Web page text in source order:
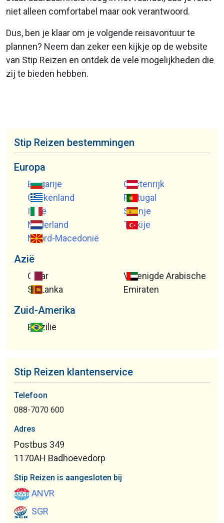
niet alleen comfortabel maar ook verantwoord.
Dus, ben je klaar om je volgende reisavontuur te
plannen? Neem dan zeker een kijkje op de website
van Stip Reizen en ontdek de vele mogelijkheden die
zij te bieden hebben.
Stip Reizen bestemmingen
Europa
Bulgarije
Griekenland
Italië
Nederland
Noord-Macedonië
Oostenrijk
Portugal
Spanje
Turkije
Azië
Qatar
Sri Lanka
Verenigde Arabische
Emiraten
Zuid-Amerika
Brazilië
Stip Reizen klantenservice
Telefoon
088-7070 600
Adres
Postbus 349
1170AH Badhoevedorp
Stip Reizen is aangesloten bij
ANVR
SGR